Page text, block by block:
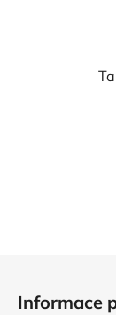
Informace